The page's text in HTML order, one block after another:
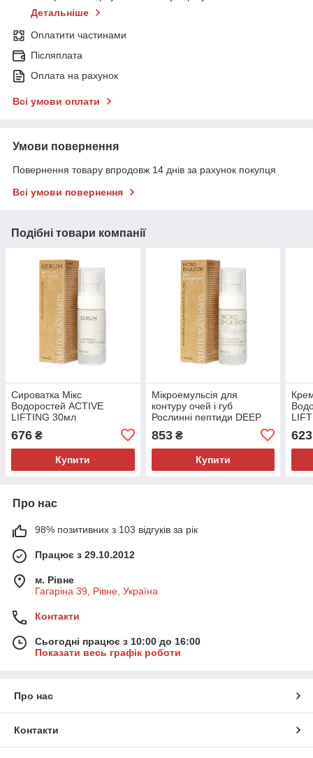
Детальніше
Оплатити частинами
Післяплата
Оплата на рахунок
Всі умови оплати
Умови повернення
Повернення товару впродовж 14 днів за рахунок покупця
Всі умови повернення
Подібні товари компанії
Сироватка Мікс
Водоростей ACTIVE
LIFTING 30мл
676 ₴
Купити
Мікроемульсія для
контуру очей і губ
Рослинні пептиди DEEP
30мл
853₴
Купити
623
Про нас
98% позитивних з 103 відгуків за рік
Працює з 29.10.2012
м. Рівне
Гагаріна 39, Рівне, Україна
Контакти
Сьогодні працює з 10:00 до 16:00
Показати весь графік роботи
Про нас
Контакти